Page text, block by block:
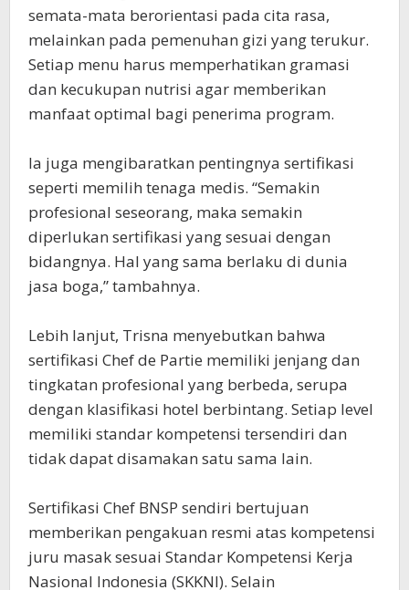
semata-mata berorientasi pada cita rasa,
melainkan pada pemenuhan gizi yang terukur.
Setiap menu harus memperhatikan gramasi
dan kecukupan nutrisi agar memberikan
manfaat optimal bagi penerima program.
‎Ia juga mengibaratkan pentingnya sertifikasi
seperti memilih tenaga medis. “Semakin
profesional seseorang, maka semakin
diperlukan sertifikasi yang sesuai dengan
bidangnya. Hal yang sama berlaku di dunia
jasa boga,” tambahnya.
‎Lebih lanjut, Trisna menyebutkan bahwa
sertifikasi Chef de Partie memiliki jenjang dan
tingkatan profesional yang berbeda, serupa
dengan klasifikasi hotel berbintang. Setiap level
memiliki standar kompetensi tersendiri dan
tidak dapat disamakan satu sama lain.
‎Sertifikasi Chef BNSP sendiri bertujuan
memberikan pengakuan resmi atas kompetensi
juru masak sesuai Standar Kompetensi Kerja
Nasional Indonesia (SKKNI). Selain